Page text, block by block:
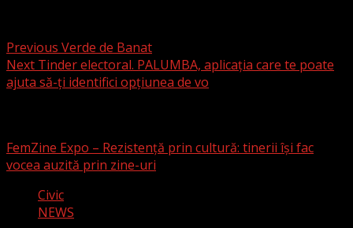
Previous Verde de Banat
Next Tinder electoral. PALUMBA, aplicația care te poate
ajuta să-ți identifici opțiunea de vo
FemZine Expo – Rezistență prin cultură: tinerii își fac
vocea auzită prin zine-uri
Civic
NEWS